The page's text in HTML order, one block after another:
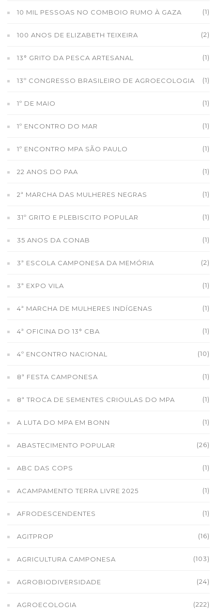
10 MIL PESSOAS NO COMBOIO RUMO À GAZA (1)
100 ANOS DE ELIZABETH TEIXEIRA (2)
13° GRITO DA PESCA ARTESANAL (1)
13º CONGRESSO BRASILEIRO DE AGROECOLOGIA (1)
1º DE MAIO (1)
1º ENCONTRO DO MAR (1)
1º ENCONTRO MPA SÃO PAULO (1)
22 ANOS DO PAA (1)
2ª MARCHA DAS MULHERES NEGRAS (1)
31º GRITO E PLEBISCITO POPULAR (1)
35 ANOS DA CONAB (1)
3ª ESCOLA CAMPONESA DA MEMÓRIA (2)
3ª EXPO VILA (1)
4ª MARCHA DE MULHERES INDÍGENAS (1)
4ª OFICINA DO 13° CBA (1)
4º ENCONTRO NACIONAL (10)
8ª FESTA CAMPONESA (1)
8ª TROCA DE SEMENTES CRIOULAS DO MPA (1)
A LUTA DO MPA EM BONN (1)
ABASTECIMENTO POPULAR (26)
ABC DAS COPS (1)
ACAMPAMENTO TERRA LIVRE 2025 (1)
AFRODESCENDENTES (1)
AGITPROP (16)
AGRICULTURA CAMPONESA (103)
AGROBIODIVERSIDADE (24)
AGROECOLOGIA (222)